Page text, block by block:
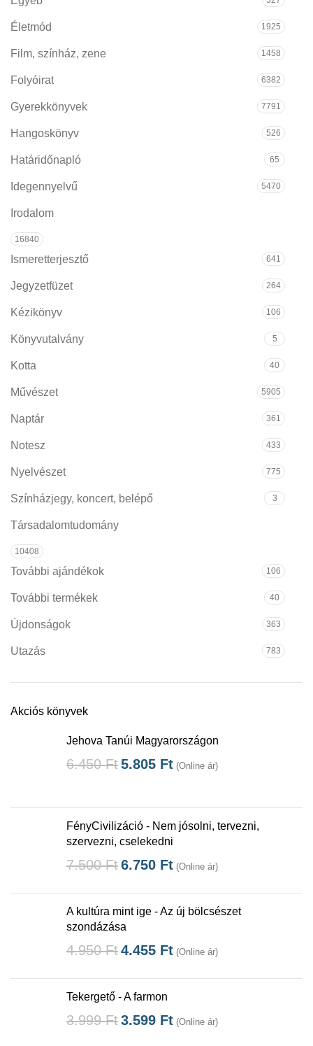
Életmód 1925
Film, színház, zene 1458
Folyóirat 6382
Gyerekkönyvek 7791
Hangoskönyv 526
Határidőnapló 65
Idegennyelvű 5470
Irodalom
16840
Ismeretterjesztő 641
Jegyzetfüzet 264
Kézikönyv 106
Könyvutalvány 5
Kotta 40
Művészet 5905
Naptár 361
Notesz 433
Nyelvészet 775
Színházjegy, koncert, belépő 3
Társadalomtudomány
10408
További ajándékok 106
További termékek 40
Újdonságok 363
Utazás 783
Akciós könyvek
Jehova Tanúi Magyarországon
6.450Ft5.805 Ft (Online ár)
FényCivilizáció - Nem jósolni, tervezni,
szervezni, cselekedni
7.500Ft6.750 Ft (Online ár)
A kultúra mint ige - Az új bölcsészet
szondázása
4.950Ft4.455 Ft (Online ár)
Tekergető - A farmon
3.999Ft3.599 Ft (Online ár)